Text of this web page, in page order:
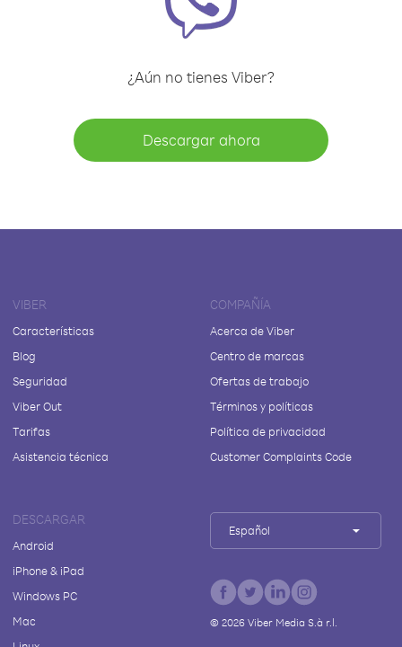
¿Aún no tienes Viber?
Descargar ahora
VIBER
Características
Blog
Seguridad
Viber Out
Tarifas
Asistencia técnica
COMPAÑÍA
Acerca de Viber
Centro de marcas
Ofertas de trabajo
Términos y políticas
Política de privacidad
Customer Complaints Code
DESCARGAR
Android
iPhone & iPad
Windows PC
Mac
Español
© 2026Viber Media S.à r.l.